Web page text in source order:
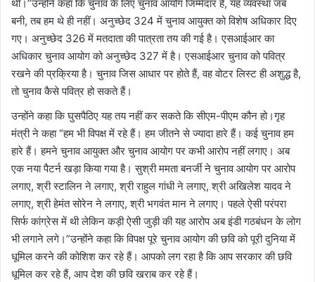
थी।”उन्होंने कहा कि चुनाव के लिए चुनाव आयोग जिम्मेदार है, यह व्यवस्था जब
बनी, तब हम थे ही नहीं। अनुच्छेद 324 में चुनाव आयुक्त को विशेष अधिकार दिए
गए। अनुच्छेद 326 में मतदाता की पात्रता तय की गई है। एसआईआर का
अधिकार चुनाव आयोग को अनुच्छेद 327 में है। एसआईआर चुनाव को पवित्र
रखने की प्रक्रिया है। चुनाव जिस आधार पर होते हैं, वह वोटर लिस्ट ही अशुद्ध है,
तो चुनाव कैसे पवित्र हो सकते हैं।
उन्होंने कहा कि घुसपैठिए यह तय नहीं कर सकते कि सीएम-पीएम कौन हो।गृह
मंत्री ने कहा “हम भी विपक्ष में रहे हैं। हम जीतने से ज्यादा हारे हैं। कई चुनाव हम
हारे हैं। हमने चुनाव आयुक्त और चुनाव आयोग पर कभी आरोप नहीं लगाए। अब
एक नया पैटर्न खड़ा किया गया है। सुश्री ममता बनर्जी ने चुनाव आयोग पर आरोप
लगाए, श्री स्टालिन ने लगाए, श्री राहुल गांधी ने लगाए, श्री अखिलेश यादव ने
लगाए, श्री हेमंत सोरेन ने लगाए, श्री भगवंत मान ने लगाए। पहले ऐसी परंपरा
सिर्फ कांग्रेस में थी लेकिन कड़ी ऐसी जुड़ी की यह आरोप अब इंडी गठबंधन के लोग
भी लगाने लगे।”उन्होंने कहा कि विपक्ष पूरे चुनाव आयोग की छवि को पूरी दुनिया में
धूमिल करने की कोशिश कर रहे हैं। आपको लग रहा है कि आप सरकार की छवि
धूमिल कर रहे हैं, आप देश की छवि खराब कर रहे हैं।